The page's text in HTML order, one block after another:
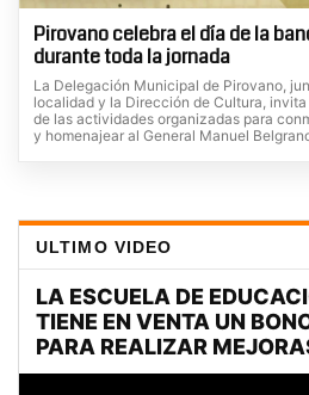
Pirovano celebra el día de la
durante toda la jornada
La Delegación Municipal de Pirovano,
localidad y la Dirección de Cultura,
de las actividades organizadas para
y homenajear al General Manuel
ULTIMO VIDEO